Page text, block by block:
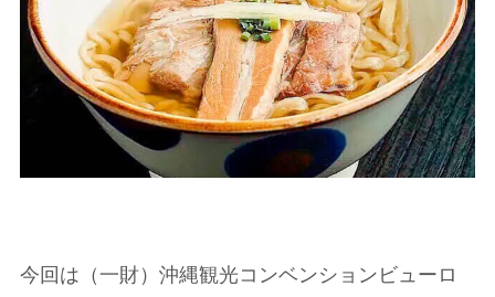
今回は（一財）沖縄観光コンベンションビューロ